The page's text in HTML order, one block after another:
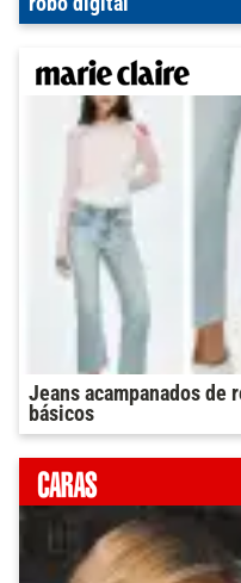
Jeans acampanados de
básicos